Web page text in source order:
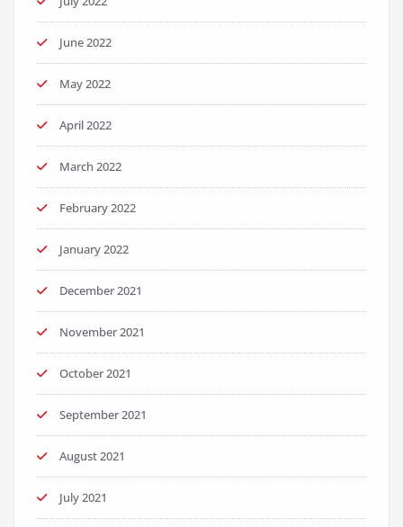
June 2022
May 2022
April 2022
March 2022
February 2022
January 2022
December 2021
November 2021
October 2021
September 2021
August 2021
July 2021